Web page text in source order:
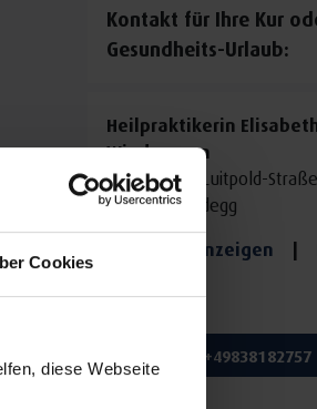
Cookies
diese Webseite
Kontakt für Ihre Kur
Gesundheits-Urlaub:
Heilpraktikerin
Wiedemann
Prinzregent-Luitpold-
88175 Scheidegg
Auf Karte anzeigen |
+49838182757